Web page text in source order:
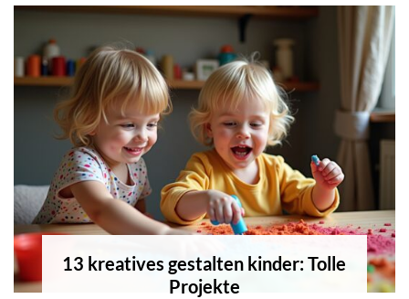
13 kreatives gestalten kinder: Tolle
Projekte